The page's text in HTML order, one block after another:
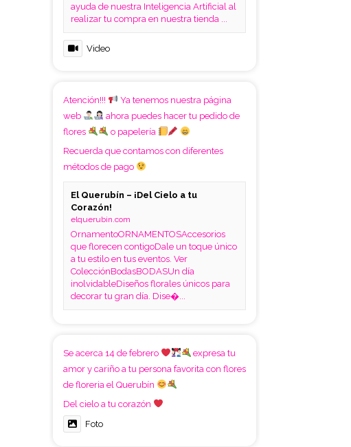
ayuda de nuestra Inteligencia Artificial al
realizar tu compra en nuestra tienda ...
Video
Atención!!!
Ya tenemos nuestra página
web
ahora puedes hacer tu pedido de
flores
o papelería
Recuerda que contamos con diferentes
métodos de pago
El Querubín – ¡Del Cielo a tu
Corazón!
elquerubin.com
OrnamentoORNAMENTOSAccesorios
que florecen contigoDale un toque único
a tu estilo en tus eventos. Ver
ColecciónBodasBODASUn día
inolvidableDiseños florales únicos para
decorar tu gran día. Dise�...
Se acerca 14 de febrero
expresa tu
amor y cariño a tu persona favorita con flores
de floreria el Querubín
Del cielo a tu corazón
Foto